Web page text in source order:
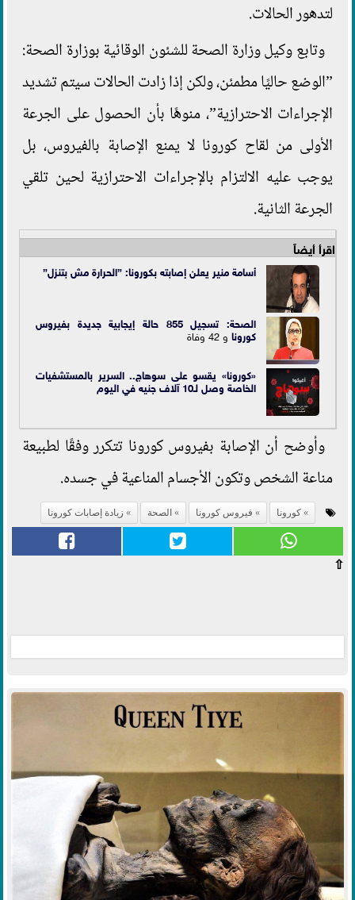
لتدهور الحالات.
وتابع وكيل وزارة الصحة للشئون الوقائية بوزارة الصحة:
”الوضع حاليًا مطمئن، ولكن إذا زادت الحالات سيتم تشديد
الإجراءات الاحترازية”، منوهًا بأن الحصول على الجرعة
الأولى من لقاح كورونا لا يمنع الإصابة بالفيروس، بل
يوجب عليه الالتزام بالإجراءات الاحترازية لحين تلقي
الجرعة الثانية.
اقرأ أيضاً
أسامة منير يعلن إصابته بكورونا: ”الحرارة مش بتنزل”
الصحة: تسجيل 855 حالة إيجابية جديدة ب فيروس
كورونا و 42 وفاة
«كورونا» يقسو على سوهاج.. السرير بالمستشفيات
الخاصة وصل لـ10 آلاف جنيه في اليوم
وأوضح أن الإصابة بفيروس كورونا تتكرر وفقًا لطبيعة
مناعة الشخص وتكون الأجسام المناعية في جسده.
كورونا فيروس كورونا الصحة زيادة إصابات كورونا
⇧